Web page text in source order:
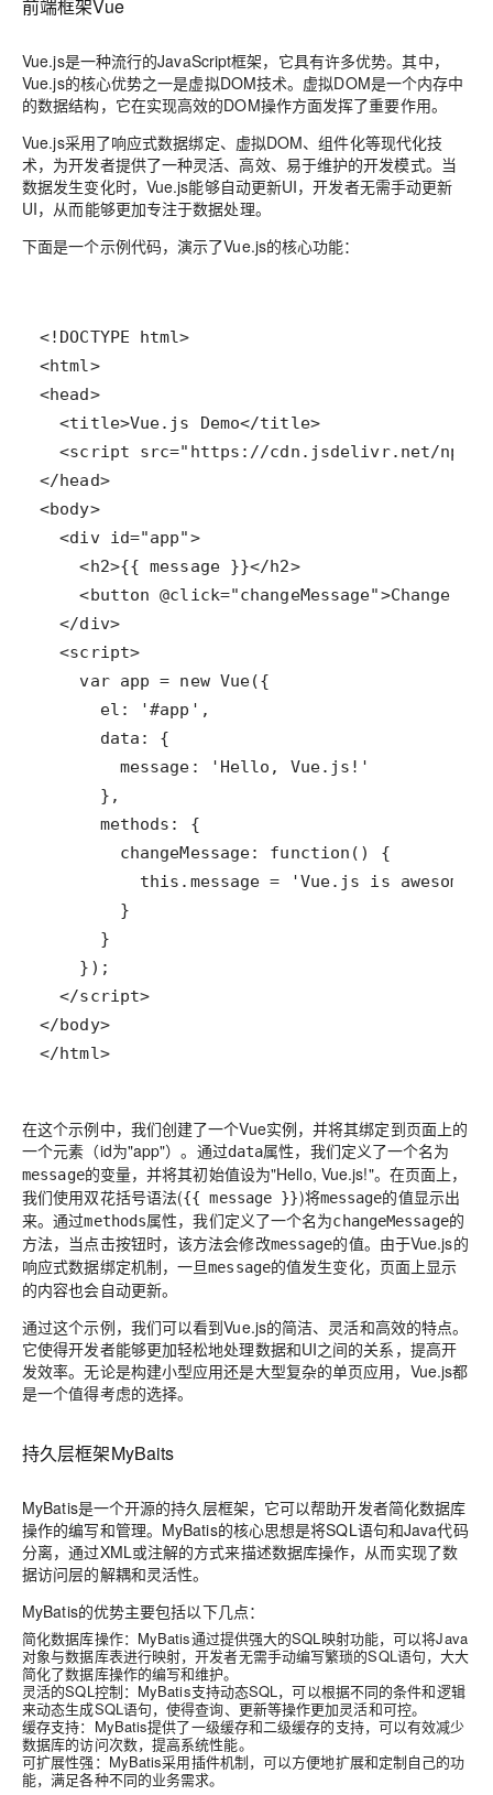
前端框架Vue
Vue.js是一种流行的JavaScript框架，它具有许多优势。其中，
Vue.js的核心优势之一是虚拟DOM技术。虚拟DOM是一个内存中
的数据结构，它在实现高效的DOM操作方面发挥了重要作用。
Vue.js采用了响应式数据绑定、虚拟DOM、组件化等现代化技
术，为开发者提供了一种灵活、高效、易于维护的开发模式。当
数据发生变化时，Vue.js能够自动更新UI，开发者无需手动更新
UI，从而能够更加专注于数据处理。
下面是一个示例代码，演示了Vue.js的核心功能：
<html>
<head>
  <title>Vue.js Demo</title>
</head>
<body>
  <div id="app">
    <h2>{{ message }}</h2>
  </div>
</body>
</html>
在这个示例中，我们创建了一个Vue实例，并将其绑定到页面上的
一个元素（id为"app"）。通过data属性，我们定义了一个名为
message的变量，并将其初始值设为"Hello, Vue.js!"。在页面上，
我们使用双花括号语法({{ message }})将message的值显示出
来。通过methods属性，我们定义了一个名为changeMessage的
方法，当点击按钮时，该方法会修改message的值。由于Vue.js的
响应式数据绑定机制，一旦message的值发生变化，页面上显示
的内容也会自动更新。
通过这个示例，我们可以看到Vue.js的简洁、灵活和高效的特点。
它使得开发者能够更加轻松地处理数据和UI之间的关系，提高开
发效率。无论是构建小型应用还是大型复杂的单页应用，Vue.js都
是一个值得考虑的选择。
持久层框架MyBaits
MyBatis是一个开源的持久层框架，它可以帮助开发者简化数据库
操作的编写和管理。MyBatis的核心思想是将SQL语句和Java代码
分离，通过XML或注解的方式来描述数据库操作，从而实现了数
据访问层的解耦和灵活性。
MyBatis的优势主要包括以下几点：
简化数据库操作：MyBatis通过提供强大的SQL映射功能，可以将Java
对象与数据库表进行映射，开发者无需手动编写繁琐的SQL语句，大大
简化了数据库操作的编写和维护。
灵活的SQL控制：MyBatis支持动态SQL，可以根据不同的条件和逻辑
来动态生成SQL语句，使得查询、更新等操作更加灵活和可控。
缓存支持：MyBatis提供了一级缓存和二级缓存的支持，可以有效减少
数据库的访问次数，提高系统性能。
可扩展性强：MyBatis采用插件机制，可以方便地扩展和定制自己的功
能，满足各种不同的业务需求。